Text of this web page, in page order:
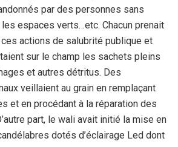
par des personnes sans
espaces verts…etc. Chacun prenait
actions de salubrité publique et
sur le champ les sachets pleins
et autres détritus. Des
veillaient au grain en remplaçant
et en procédant à la réparation des
part, le wali avait initié la mise en
dotés d’éclairage Led dont